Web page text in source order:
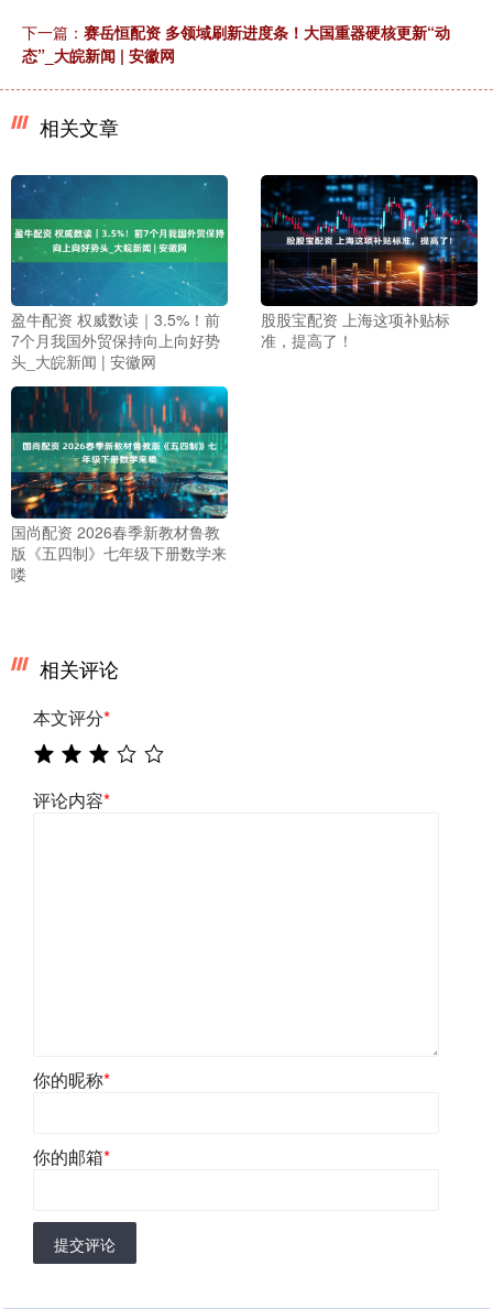
下一篇： 赛岳恒配资 多领域刷新进度条！大国重器硬核更新“动
态”_大皖新闻 | 安徽网
相关文章
盈牛配资 权威数读｜3.5%！前
7个月我国外贸保持向上向好势
头_大皖新闻 | 安徽网
股股宝配资 上海这项补贴标
准，提高了！
国尚配资 2026春季新教材鲁教
版《五四制》七年级下册数学来
喽
相关评论
本文评分*
评论内容*
你的昵称*
你的邮箱*
提交评论